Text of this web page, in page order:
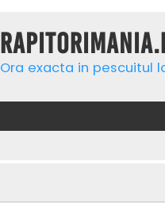
Ora exacta in pescuitul